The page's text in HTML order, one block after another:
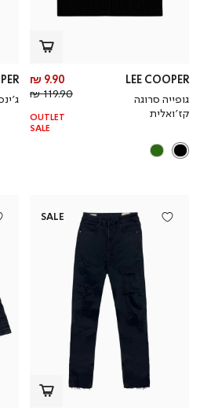
LEE COOPER
גופייה סרוגה
קז’ואלית
מחיר
מוצר
9.90 ₪
מחיר
רגיל
119.90 ₪
OUTLET
SALE
SALE